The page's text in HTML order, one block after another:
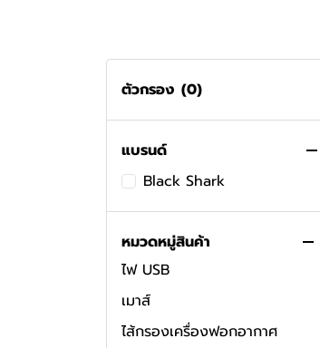
ตัวกรอง (0)
แบรนด์
Black Shark
หมวดหมู่สินค้า
พัดลมระบายความร้อนแล็ปท็อป
เครื่องบันทึกเสียง
GPS Tracker
อุปกรณ์เสริม GPS Tracker
แท็บเล็ต
ลำโพง
ที่ยึดโทรศัพท์
พัดลม USB
ไฟ USB
เมาส์
ไส้กรองเครื่องฟอกอากาศ